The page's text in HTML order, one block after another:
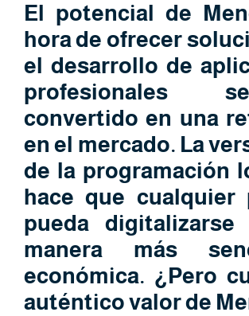
El potencial de
hora de ofrecer
el desarrollo de
profesionales
convertido en una
en el mercado. La
de la programación
hace que cualquier
pueda
manera más
económica. ¿Pero
auténtico valor de